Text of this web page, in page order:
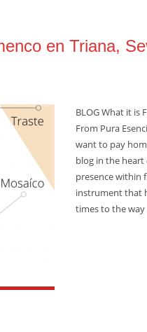
en Triana,
BLOG What it is
From Pura
want to pay
blog in the heart
presence within
instrument that
times to the way